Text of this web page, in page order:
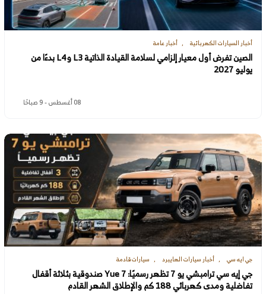
أخبار السيارات الكهربائية أخبار عامة
الصين تفرض أول معيار إلزامي لسلامة القيادة الذاتية L3 وL4 بدءًا من
يوليو 2027
08 أغسطس - 9 صباحًا
جي ايه سي أخبار سيارات الهايبرد سيارات قادمة
جي إيه سي ترامبشي يو 7 تظهر رسميًا: Yue 7 صندوقية بثلاثة أقفال
تفاضلية ومدى كهربائي 188 كم والإطلاق الشهر القادم